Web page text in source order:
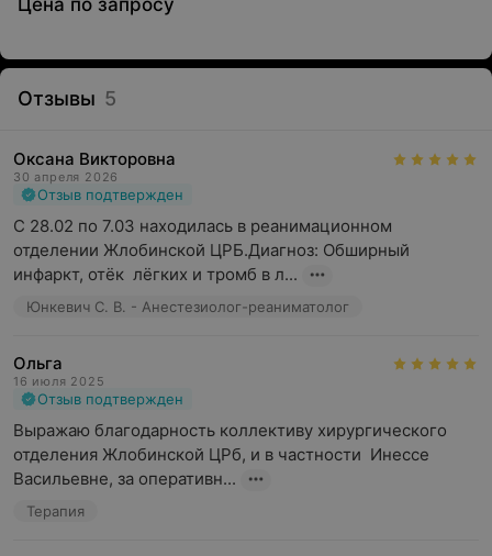
Цена по запросу
Отзывы 5
Оксана Викторовна
30 апреля 2026
Отзыв подтвержден
С 28.02 по 7.03 находилась в реанимационном
отделении Жлобинской ЦРБ.Диагноз: Обширный
инфаркт, отёк  лёгких и тромб в л...
Юнкевич С. В. - Анестезиолог-реаниматолог
Ольга
16 июля 2025
Отзыв подтвержден
Выражаю благодарность коллективу хирургического
отделения Жлобинской ЦРб, и в частности  Инессе
Васильевне, за оперативн...
Терапия